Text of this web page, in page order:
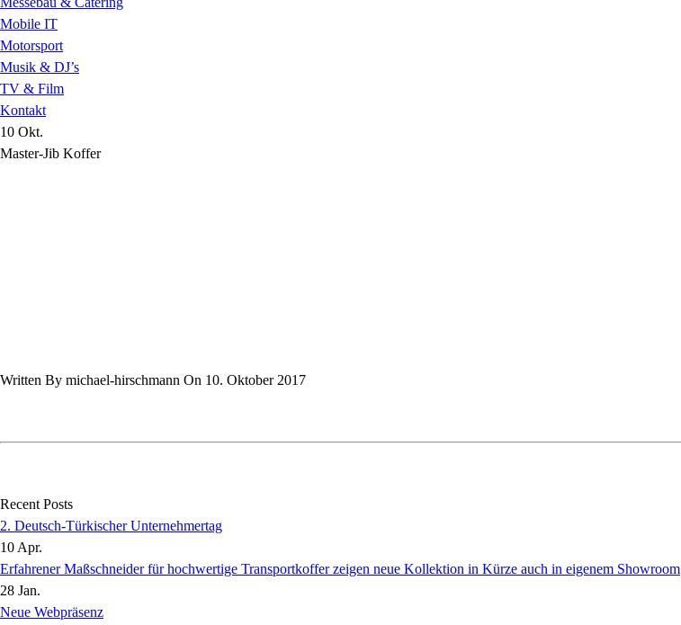
Mobile IT
Motorsport
Musik & DJ’s
TV & Film
Kontakt
10 Okt.
Master-Jib Koffer
Written By michael-hirschmann On 10. Oktober 2017
Recent Posts
2. Deutsch-Türkischer Unternehmertag
10 Apr.
Erfahrener Maßschneider für hochwertige Transportkoffer zeigen neue Kollektion in Kürze auch in eigenem Showroom
28 Jan.
Neue Webpräsenz